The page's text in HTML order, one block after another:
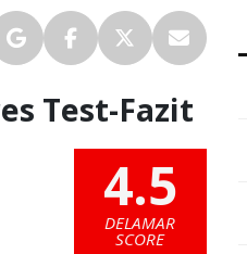
Test-Fazit
4.5
DELAMAR
SCORE